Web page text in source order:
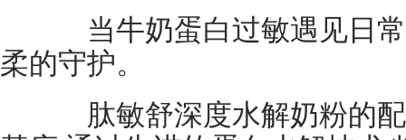
当牛奶蛋白过敏遇见日常
柔的守护。
肽敏舒深度水解奶粉的配